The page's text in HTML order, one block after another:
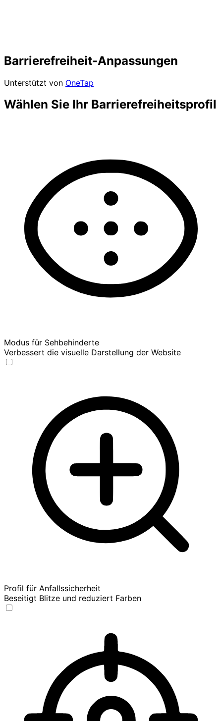
Barrierefreiheit-Anpassungen
Unterstützt von OneTap
Wählen Sie Ihr Barrierefreiheitsprofil
Modus für Sehbehinderte
Verbessert die visuelle Darstellung der Website
Profil für Anfallssicherheit
Beseitigt Blitze und reduziert Farben